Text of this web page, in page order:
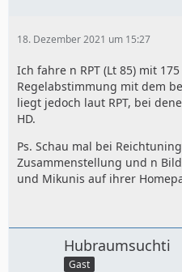
18. Dezember 2021 um 15:27
Ich fahre n RPT (Lt 85) mit
Regelabstimmung mit dem
liegt jedoch laut RPT, bei
HD.
Ps. Schau mal bei
Zusammenstellung und n
und Mikunis auf ihrer
Hubraumsuchti
Gast